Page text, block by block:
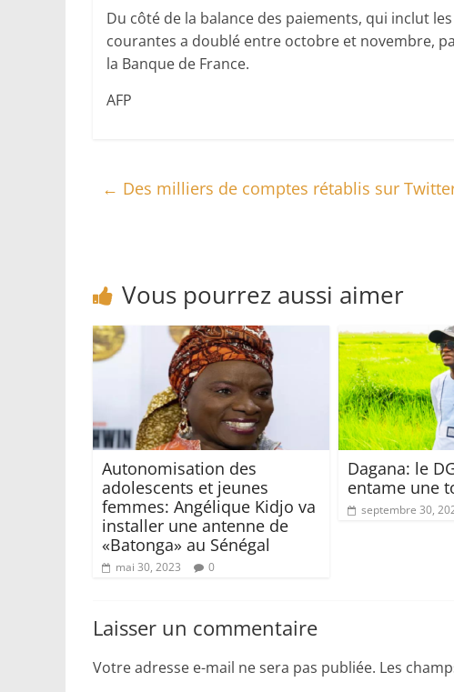
Du côté de la balance des paiements, qui inclut
courantes a doublé entre octobre et novembre,
la Banque de France.
AFP
← Des milliers de comptes rétablis sur
Vous pourrez aussi aimer
Autonomisation des
adolescents et jeunes
femmes: Angélique Kidjo va
installer une antenne de
«Batonga» au Sénégal
mai 30, 2023 0
Dagana: le
entame une
septembre 30,
Laisser un commentaire
Votre adresse e-mail ne sera pas publiée. Les